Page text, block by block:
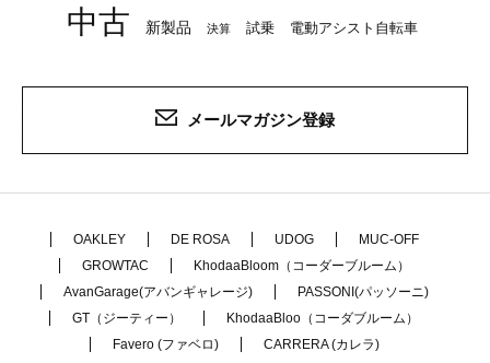
中古
新製品 決算 試乗 電動アシスト自転車
メールマガジン登録
OAKLEY DE ROSA UDOG
MUC-OFF
GROWTAC
KhodaaBloom（コーダーブルーム）
AvanGarage(アバンギャレージ)
PASSONI(パッソーニ)
GT（ジーティー）
KhodaaBloo（コーダブルーム）
Favero (ファベロ)
CARRERA (カレラ)